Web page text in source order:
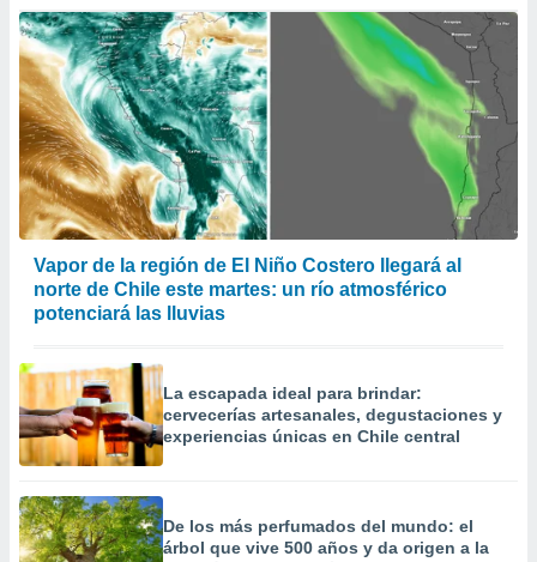
Vapor de la región de El Niño Costero llegará al
norte de Chile este martes: un río atmosférico
potenciará las lluvias
La escapada ideal para brindar:
cervecerías artesanales, degustaciones y
experiencias únicas en Chile central
De los más perfumados del mundo: el
árbol que vive 500 años y da origen a la